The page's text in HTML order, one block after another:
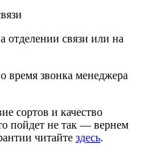
отделении связи или на
время звонка менеджера
сортов и качество
пойдет не так — вернем
читайте здесь.